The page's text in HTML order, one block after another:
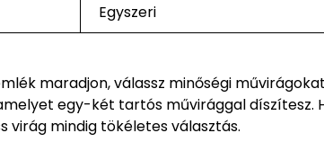
Egyszeri
maradjon, válassz minőségi
egy-két tartós művirággal díszítesz.
virág mindig tökéletes választás.